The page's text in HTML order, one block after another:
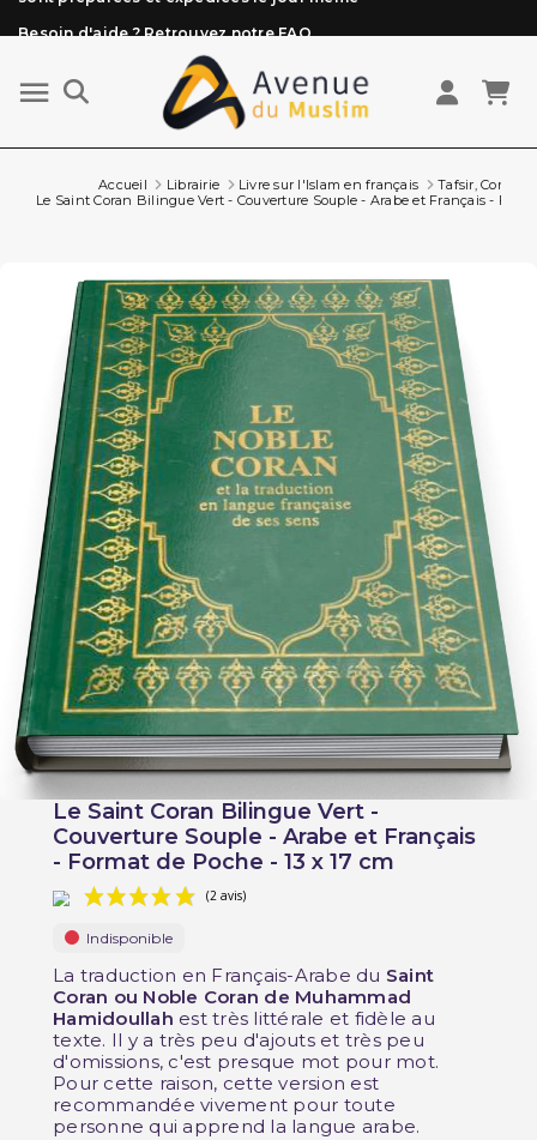
Livraison offerte à partir de 89€ d'achat*
Les Commandes passées avant 15h (lun au Vend)
sont préparées et expédiées le jour même
Accueil Librairie Livre sur l'Islam en français
Tafsir, Coran
Le Saint Coran Bilingue Vert - Couverture Souple - Arabe et Français -
Le Saint Coran Bilingue Vert -
Couverture Souple - Arabe et Français
- Format de Poche - 13 x 17 cm
(2 avis)
Indisponible
La traduction en Français-Arabe du Saint
Coran ou Noble Coran de Muhammad
Hamidoullah est très littérale et fidèle au
texte. Il y a très peu d'ajouts et très peu
d'omissions, c'est presque mot pour mot.
Pour cette raison, cette version est
recommandée vivement pour toute
personne qui apprend la langue arabe.